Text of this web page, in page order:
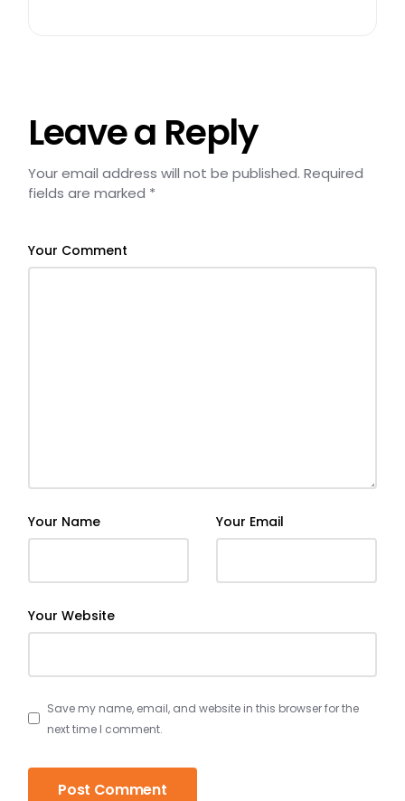
Leave a Reply
Your email address will not be published. Required
fields are marked *
Your Comment
Your Name Your Email
Your Website
Save my name, email, and website in this browser for the
next time I comment.
Post Comment